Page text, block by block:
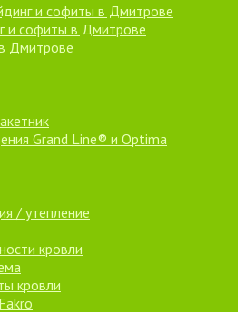
и софиты в Дмитрове
и софиты в Дмитрове
Дмитрове
Grand Line® и Optima
/ утепление
кровли
кровли